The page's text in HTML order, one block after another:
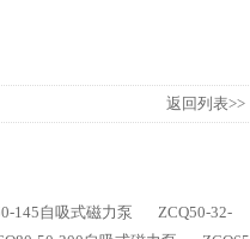
返回列表>>
145自吸式磁力泵
ZCQ50-32-